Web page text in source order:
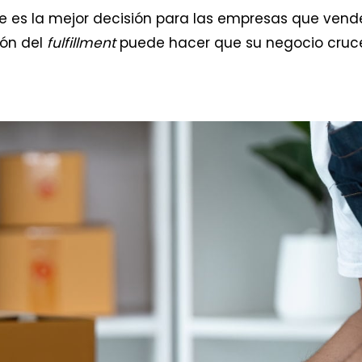
la mejor decisión para las empresas que
del fulfillmentpuede hacer que su negocio